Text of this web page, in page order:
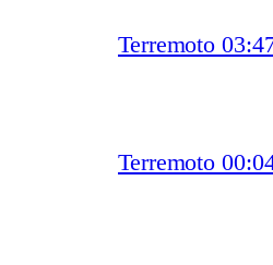
Terremoto
Terremoto